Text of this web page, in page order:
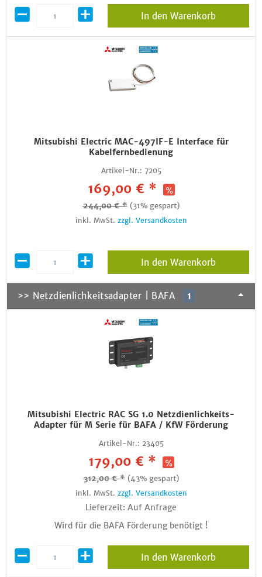
In den Warenkorb
Mitsubishi Electric MAC-497IF-E Interface für
Kabelfernbedienung
Artikel-Nr.: 7205
169,00 € *
244,00 € * (31% gespart)
inkl. MwSt. zzgl. Versandkosten
In den Warenkorb
>> Netzdienlichkeitsadapter | BAFA 1
Mitsubishi Electric RAC SG 1.0 Netzdienlichkeits-
Adapter für M Serie für BAFA / KfW Förderung
Artikel-Nr.: 23405
179,00 € *
312,00 € * (43% gespart)
inkl. MwSt. zzgl. Versandkosten
Lieferzeit: Auf Anfrage
Wird für die BAFA Förderung benötigt !
In den Warenkorb